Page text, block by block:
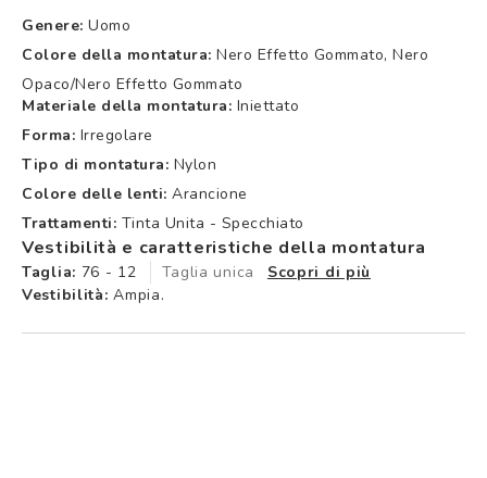
Genere: Uomo
Colore della montatura: Nero Effetto Gommato, Nero
Opaco/nero Effetto Gommato
Materiale della montatura: Iniettato
Forma: Irregolare
Tipo di montatura: Nylon
Colore delle lenti: Arancione
Trattamenti: Tinta Unita - Specchiato
Vestibilità e caratteristiche della montatura
Taglia: 76 - 12 Taglia unica
Scopri di più
Vestibilità: Ampia.